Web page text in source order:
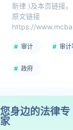
新律 )及本页链接。
原文链接
https://
审计 审计
政府
您身边的法律专
家